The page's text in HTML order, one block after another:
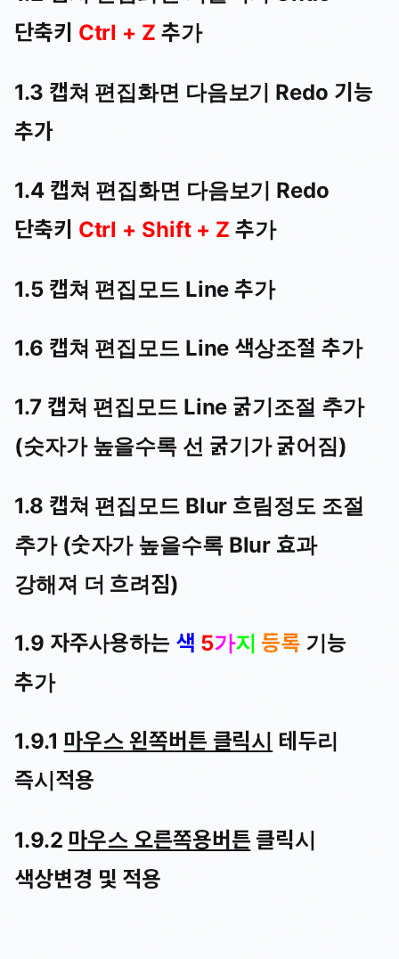
단축키 Ctrl + Z 추가
1.3 캡쳐 편집화면 다음보기 Redo 기능
추가
1.4 캡쳐 편집화면 다음보기 Redo
단축키 Ctrl + Shift + Z 추가
1.5 캡쳐 편집모드 Line 추가
1.6 캡쳐 편집모드 Line 색상조절 추가
1.7 캡쳐 편집모드 Line 굵기조절 추가
(숫자가 높을수록 선 굵기가 굵어짐)
1.8 캡쳐 편집모드 Blur 흐림정도 조절
추가 (숫자가 높을수록 Blur 효과
강해져 더 흐려짐)
1.9 자주사용하는 색 5가지 등록 기능
추가
1.9.1 마우스 왼쪽버튼 클릭시 테두리
즉시적용
1.9.2 마우스 오른쪽용버튼 클릭시
색상변경 및 적용